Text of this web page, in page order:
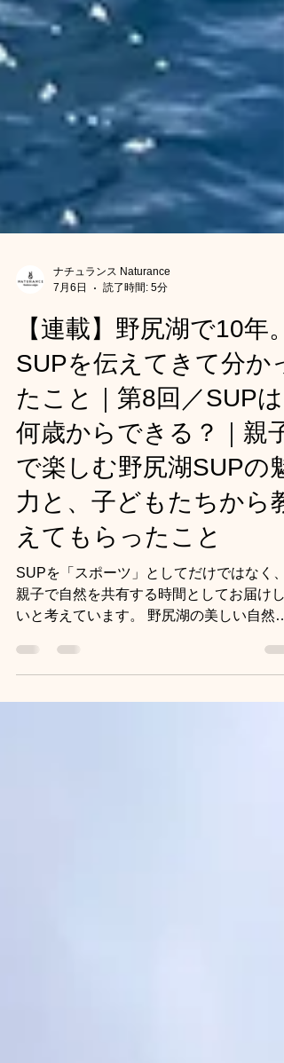
7月6日
読了時間: 5分
【連載】野尻湖で10年。
SUPを伝えてきて分かっ
たこと｜第8回／SUPは
何歳からできる？｜親子
で楽しむ野尻湖SUPの魅
力と、子どもたちから教
えてもらったこと
SUPを「スポーツ」としてだけではなく、
いと考えています。 野尻湖の美しい自然の
中で、お子さまの新しい一面を見つけてい